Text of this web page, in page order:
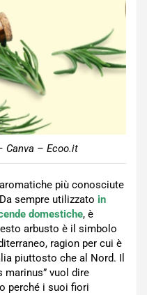
Canva – Ecoo.it
più conosciute
sempre utilizzato in
domestiche, è
arbusto è il simbolo
ragion per cui è
piuttosto che al Nord. Il
marinus” vuol dire
perché i suoi fiori